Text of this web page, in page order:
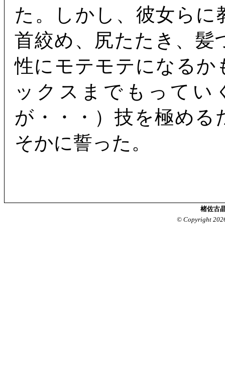
た。しかし、彼女ら
首絞め、尻たたき、髪
性にモテモテになるか
ックスまでもってい
が・・・）技を極め
そかに誓った。
楮佐古
© Copyright